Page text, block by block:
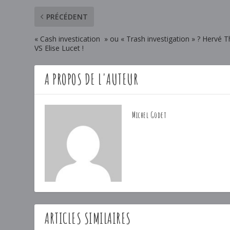
PRÉCÉDENT
« Cash investication » ou « Trash investigation » ? Hervé
VS Elise Lucet !
A PROPOS DE L'AUTEUR
Michel Godet
ARTICLES SIMILAIRES